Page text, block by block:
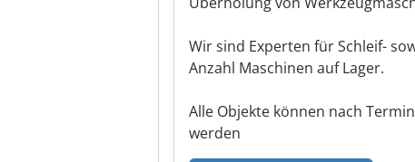
Wir sind Experten für Schleif-
Anzahl Maschinen auf Lager.
Alle Objekte können nach
werden